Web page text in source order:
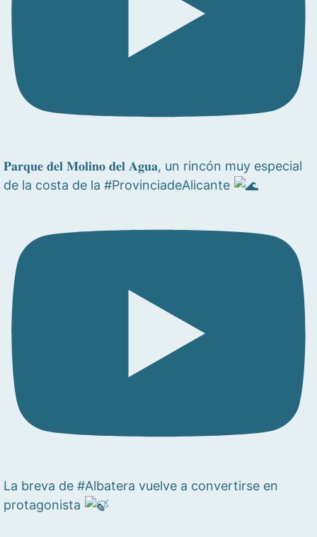
𝐏𝐚𝐫𝐪𝐮𝐞 𝐝𝐞𝐥 𝐌𝐨𝐥𝐢𝐧𝐨 𝐝𝐞𝐥 𝐀𝐠𝐮𝐚, un rincón muy especial
de la costa de la #ProvinciadeAlicante
La breva de #Albatera vuelve a convertirse en
protagonista